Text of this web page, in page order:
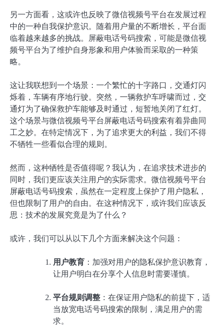
另一方面看，这或许也反映了微信视频号平台在发展过程
中的一种自我保护意识。随着用户量的不断增长，平台面
临着越来越多的挑战。屏蔽电话号码搜索，可能是微信视
频号平台为了维护自身形象和用户体验而采取的一种策
略。
这让我联想到一个场景：一个繁忙的十字路口，交通灯闪
烁着，车辆有序地行驶。突然，一辆救护车呼啸而过，交
通灯为了确保救护车能够及时通过，短暂地关闭了红灯。
这个场景与微信视频号平台屏蔽电话号码搜索有着异曲同
工之妙。在特定情况下，为了追求更大的利益，我们不得
不牺牲一些看似合理的规则。
然而，这种牺牲是否值得呢？我认为，在追求技术进步的
同时，我们更应该关注用户的实际需求。微信视频号平台
屏蔽电话号码搜索，虽然在一定程度上保护了用户隐私，
但也限制了用户的自由。在这种情况下，或许我们应该反
思：技术的发展究竟是为了什么？
或许，我们可以从以下几个方面来解决这个问题：
用户教育 ：加强对用户的隐私保护意识教育，
让用户明白在分享个人信息时需要谨慎。
平台规则调整 ：在保证用户隐私的前提下，适
当放宽电话号码搜索的限制，满足用户的需
求。